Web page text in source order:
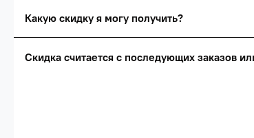
Какую скидку я могу получить?
Скидка считается с последующих заказов